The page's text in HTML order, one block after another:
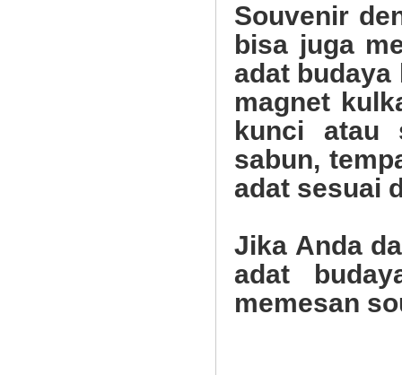
Souvenir
bisa juga
adat
magnet
kunci atau
sabun,
adat sesuai
Jika Anda
adat
memesan